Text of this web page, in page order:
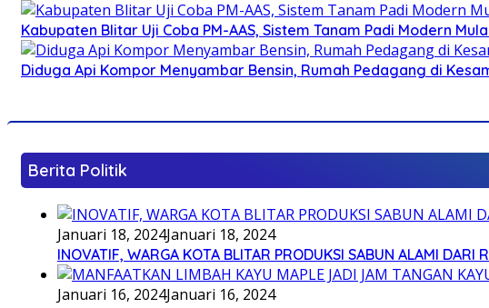
Kabupaten Blitar Uji Coba PM-AAS, Sistem Tanam Padi Modern
Diduga Api Kompor Menyambar Bensin, Rumah Pedagang di
Berita Politik
Januari 18, 2024Januari 18, 2024
INOVATIF, WARGA KOTA BLITAR PRODUKSI SABUN ALAMI DARI
Januari 16, 2024Januari 16, 2024